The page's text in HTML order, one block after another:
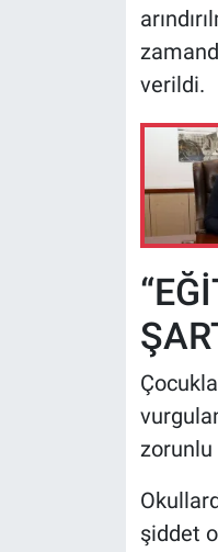
verildi.
şiddet